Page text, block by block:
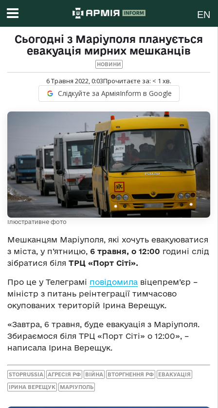
EN
Сьогодні з Маріуполя планується
евакуація мирних мешканців
НОВИНИ
6 Травня 2022, 0:03Прочитаєте за: < 1 хв.
Слідкуйте за АрміяInform в Google
Ілюстративне фото
Мешканцям Маріуполя, які хочуть евакуюватися
з міста, у п’ятницю, 6 травня, о 12:00 годині слід
зібратися біля ТРЦ «Порт Сіті».
Про це у Телеграмі повідомила віцепрем’єр –
міністр з питань реінтеграції тимчасово
окупованих територій Ірина Верещук.
«Завтра, 6 травня, буде евакуація з Маріуполя.
Збираємося біля ТРЦ «Порт Сіті» о 12:00», –
написала Ірина Верещук.
STOPRUSSIA АГРЕСІЯ РФ ВІЙНА ВТОРГНЕННЯ РФ ЕВАКУАЦІЯ
ІРИНА ВЕРЕЩУК МАРІУПОЛЬ